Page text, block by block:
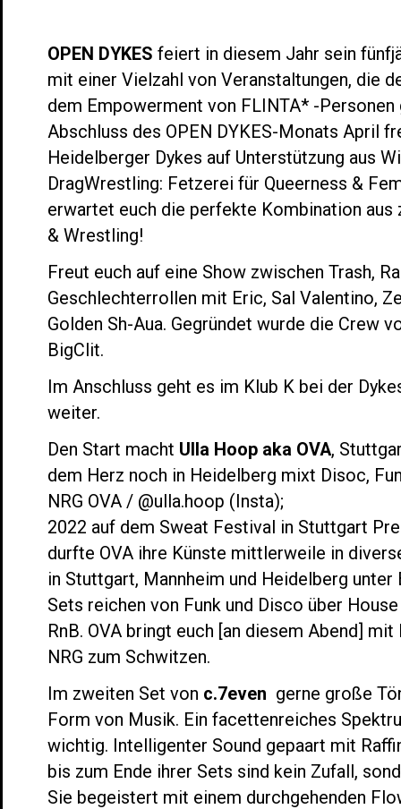
OPEN DYKES feiert in diesem Jahr sein
mit einer Vielzahl von Veranstaltungen, die
dem Empowerment von FLINTA* -
Abschluss des OPEN DYKES-Monats April
Heidelberger Dykes auf Unterstützung aus
DragWrestling: Fetzerei für Queerness &
erwartet euch die perfekte Kombination aus
& Wrestling!
Freut euch auf eine Show zwischen Trash,
Geschlechterrollen mit Eric, Sal Valentino,
Golden Sh-Aua. Gegründet wurde die Crew
BigClit.
Im Anschluss geht es im Klub K bei der
weiter.
Den Start macht Ulla Hoop aka OVA,
dem Herz noch in Heidelberg mixt Disoc,
NRG OVA / @ulla.hoop (Insta);
2022 auf dem Sweat Festival in Stuttgart
durfte OVA ihre Künste mittlerweile in
in Stuttgart, Mannheim und Heidelberg
Sets reichen von Funk und Disco über
RnB. OVA bringt euch [an diesem Abend]
NRG zum Schwitzen.
Im zweiten Set von c.7even gerne große
Form von Musik. Ein facettenreiches
wichtig. Intelligenter Sound gepaart mit
bis zum Ende ihrer Sets sind kein Zufall,
Sie begeistert mit einem durchgehenden